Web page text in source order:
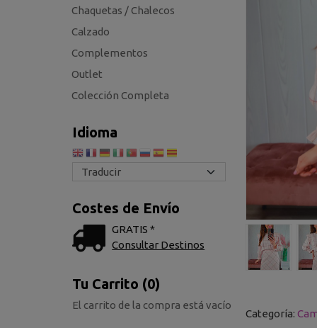
Chaquetas / Chalecos
Calzado
Complementos
Outlet
Colección Completa
Idioma
Costes de Envío
GRATIS *
Consultar Destinos
Tu Carrito (0)
El carrito de la compra está vacío
Categoría: